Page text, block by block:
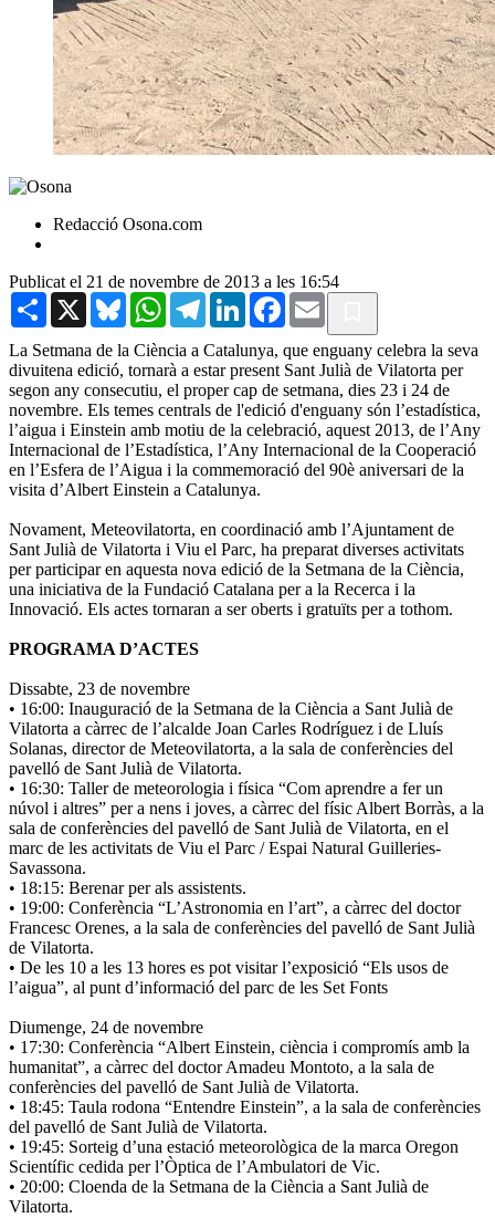
Redacció Osona.com
Publicat el 21 de novembre de 2013 a les 16:54
Share X BlueskyWhatsAppTelegramLinkedInFacebook
Email
La Setmana de la Ciència a Catalunya, que enguany celebra la seva
divuitena edició, tornarà a estar present Sant Julià de Vilatorta per
segon any consecutiu, el proper cap de setmana, dies 23 i 24 de
novembre. Els temes centrals de l'edició d'enguany són l’estadística,
l’aigua i Einstein amb motiu de la celebració, aquest 2013, de l’Any
Internacional de l’Estadística, l’Any Internacional de la Cooperació
en l’Esfera de l’Aigua i la commemoració del 90è aniversari de la
visita d’Albert Einstein a Catalunya.
Novament, Meteovilatorta, en coordinació amb l’Ajuntament de
Sant Julià de Vilatorta i Viu el Parc, ha preparat diverses activitats
per participar en aquesta nova edició de la Setmana de la Ciència,
una iniciativa de la Fundació Catalana per a la Recerca i la
Innovació. Els actes tornaran a ser oberts i gratuïts per a tothom.
PROGRAMA D’ACTES
Dissabte, 23 de novembre
• 16:00: Inauguració de la Setmana de la Ciència a Sant Julià de
Vilatorta a càrrec de l’alcalde Joan Carles Rodríguez i de Lluís
Solanas, director de Meteovilatorta, a la sala de conferències del
pavelló de Sant Julià de Vilatorta.
• 16:30: Taller de meteorologia i física “Com aprendre a fer un
núvol i altres” per a nens i joves, a càrrec del físic Albert Borràs, a la
sala de conferències del pavelló de Sant Julià de Vilatorta, en el
marc de les activitats de Viu el Parc / Espai Natural Guilleries-
Savassona.
• 18:15: Berenar per als assistents.
• 19:00: Conferència “L’Astronomia en l’art”, a càrrec del doctor
Francesc Orenes, a la sala de conferències del pavelló de Sant Julià
de Vilatorta.
• De les 10 a les 13 hores es pot visitar l’exposició “Els usos de
l’aigua”, al punt d’informació del parc de les Set Fonts
Diumenge, 24 de novembre
• 17:30: Conferència “Albert Einstein, ciència i compromís amb la
humanitat”, a càrrec del doctor Amadeu Montoto, a la sala de
conferències del pavelló de Sant Julià de Vilatorta.
• 18:45: Taula rodona “Entendre Einstein”, a la sala de conferències
del pavelló de Sant Julià de Vilatorta.
• 19:45: Sorteig d’una estació meteorològica de la marca Oregon
Scientífic cedida per l’Òptica de l’Ambulatori de Vic.
• 20:00: Cloenda de la Setmana de la Ciència a Sant Julià de
Vilatorta.